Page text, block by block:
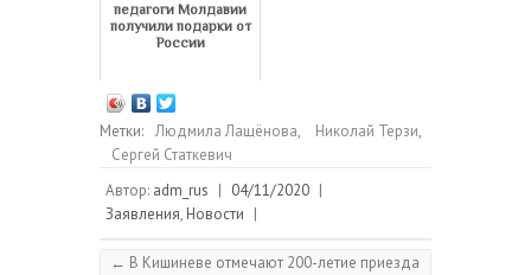
педагоги Молдавии
получили подарки от
России
Метки: Людмила Лащёнова, Николай Терзи,
Сергей Статкевич
Автор: adm_rus | 04/11/2020 |
Заявления, Новости |
← В Кишиневе отмечают 200-летие приезда